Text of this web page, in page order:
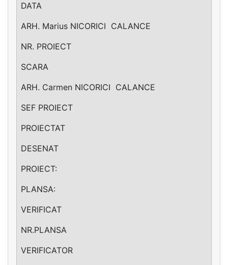
DATA
ARH. Marius NICORICI ­ CALANCE
NR. PROIECT
SCARA
ARH. Carmen NICORICI ­ CALANCE
SEF PROIECT
PROIECTAT
DESENAT
PROIECT:
PLANSA:
VERIFICAT
NR.PLANSA
VERIFICATOR